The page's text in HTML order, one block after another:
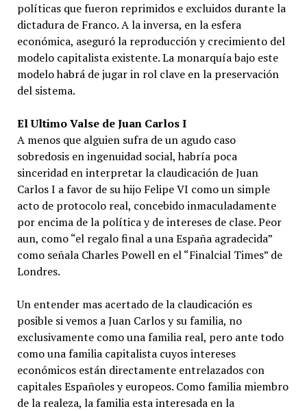
políticas que fueron reprimidos e excluidos durante la
dictadura de Franco. A la inversa, en la esfera
económica, aseguró la reproducción y crecimiento del
modelo capitalista existente. La monarquía bajo este
modelo habrá de jugar in rol clave en la preservación
del sistema.
El Ultimo Valse de Juan Carlos I
A menos que alguien sufra de un agudo caso
sobredosis en ingenuidad social, habría poca
sinceridad en interpretar la claudicación de Juan
Carlos I a favor de su hijo Felipe VI como un simple
acto de protocolo real, concebido inmaculadamente
por encima de la política y de intereses de clase. Peor
aun, como “el regalo final a una España agradecida”
como señala Charles Powell en el “Finalcial Times” de
Londres.
Un entender mas acertado de la claudicación es
posible si vemos a Juan Carlos y su familia, no
exclusivamente como una familia real, pero ante todo
como una familia capitalista cuyos intereses
económicos están directamente entrelazados con
capitales Españoles y europeos. Como familia miembro
de la realeza, la familia esta interesada en la